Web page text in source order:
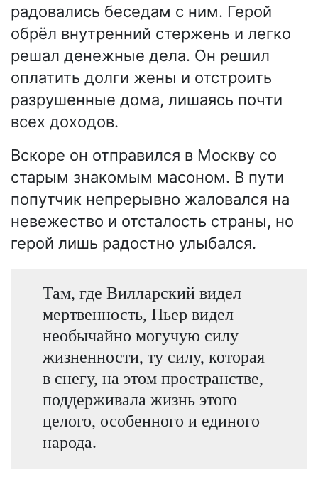
радовались беседам с ним. Герой
обрёл внутренний стержень и легко
решал денежные дела. Он решил
оплатить долги жены и отстроить
разрушенные дома, лишаясь почти
всех доходов.
Вскоре он отправился в Москву со
старым знакомым масоном. В пути
попутчик непрерывно жаловался на
невежество и отсталость страны, но
герой лишь радостно улыбался.
Там, где Вилларский видел
мертвенность, Пьер видел
необычайно могучую силу
жизненности, ту силу, которая
в снегу, на этом пространстве,
поддерживала жизнь этого
целого, особенного и единого
народа.